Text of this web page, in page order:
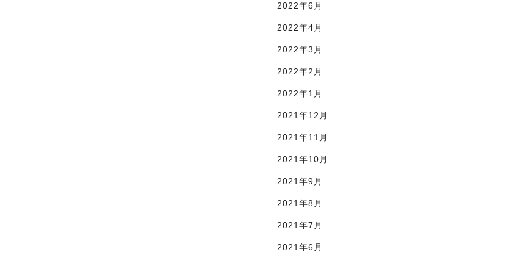
2022年6月
2022年4月
2022年3月
2022年2月
2022年1月
2021年12月
2021年11月
2021年10月
2021年9月
2021年8月
2021年7月
2021年6月